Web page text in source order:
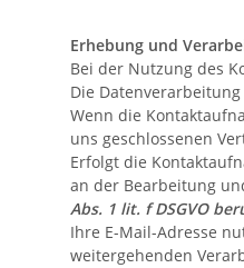
Erhebung und
Bei der Nutzung des
Die
Wenn die
uns geschlossenen
Erfolgt die
an der Bearbeitung
Abs. 1 lit. f DSGVO
Ihre E-Mail-Adresse
weitergehenden